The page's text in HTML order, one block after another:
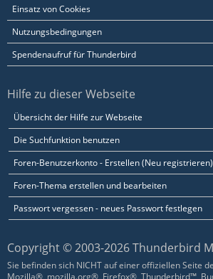
Einsatz von Cookies
Nutzungsbedingungen
Spendenaufruf für Thunderbird
Hilfe zu dieser Webseite
Übersicht der Hilfe zur Webseite
Die Suchfunktion benutzen
Foren-Benutzerkonto - Erstellen (Neu registrieren)
Foren-Thema erstellen und bearbeiten
Passwort vergessen - neues Passwort festlegen
Copyright © 2003-2026 Thunderbird
Sie befinden sich NICHT auf einer offiziellen Seite